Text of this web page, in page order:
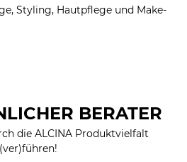
Styling, Hautpflege und Make-
BERATER
die ALCINA Produktvielfalt
(ver)führen!